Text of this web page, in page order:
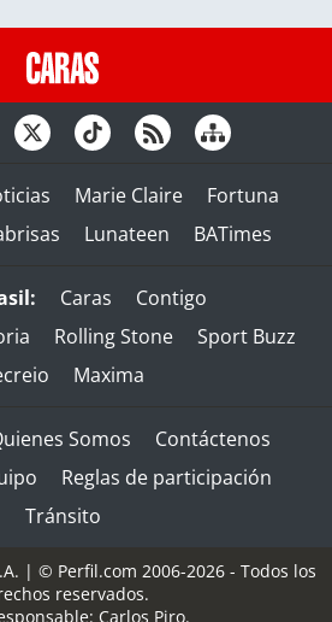
Marie Claire
Fortuna
Lunateen BATimes
Caras
Contigo
Rolling Stone
Sport Buzz
Maxima
Somos
Contáctenos
Reglas de participación
Tránsito
| © Perfil.com 2006-2026 - Todos los
reservados.
Carlos Piro.